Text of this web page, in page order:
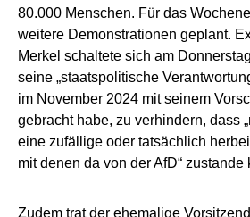
80.000 Menschen. Für das
weitere Demonstrationen geplant.
Merkel schaltete sich am
seine „staatspolitische
im November 2024 mit seinem
gebracht habe, zu verhindern, dass
eine zufällige oder tatsächlich
mit denen da von der AfD“ zustande
Zudem trat der ehemalige